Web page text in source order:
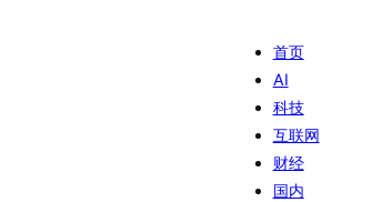
首页
AI
科技
互联网
财经
国内